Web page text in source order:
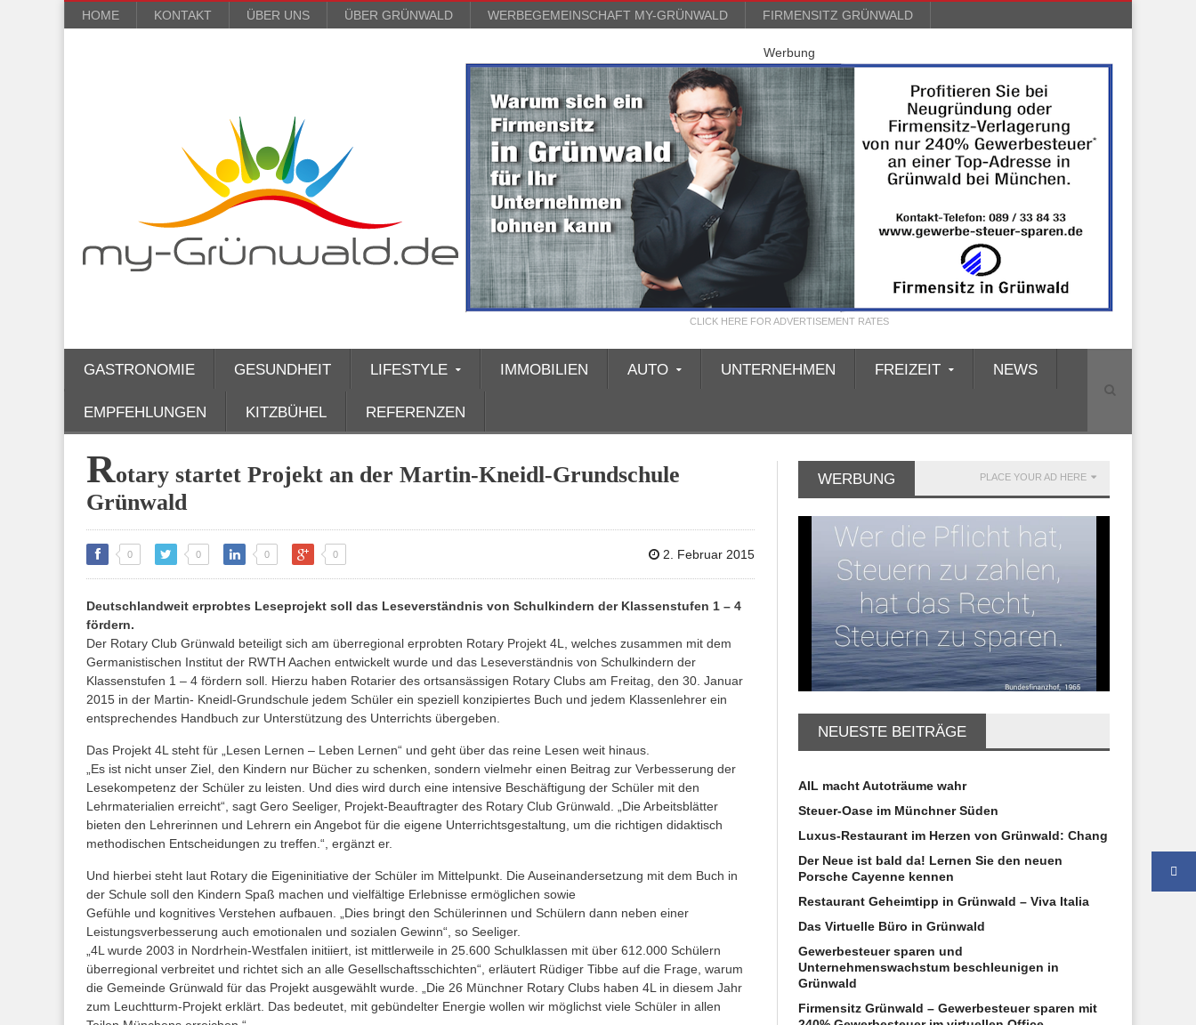
HOME KONTAKT ÜBER UNS ÜBER GRÜNWALD WERBEGEMEINSCHAFT MY-GRÜNWALD FIRMENSITZ GRÜNWALD
Werbung
CLICK HERE FOR ADVERTISEMENT RATES
GASTRONOMIE GESUNDHEIT LIFESTYLE IMMOBILIEN AUTO UNTERNEHMEN FREIZEIT NEWS
EMPFEHLUNGEN KITZBÜHEL REFERENZEN
Rotary startet Projekt an der Martin-Kneidl-Grundschule
Grünwald
0 0 0 0 2. Februar 2015
Deutschlandweit erprobtes Leseprojekt soll das Leseverständnis von Schulkindern der Klassenstufen 1 – 4
fördern.
Der Rotary Club Grünwald beteiligt sich am überregional erprobten Rotary Projekt 4L, welches zusammen mit dem
Germanistischen Institut der RWTH Aachen entwickelt wurde und das Leseverständnis von Schulkindern der
Klassenstufen 1 – 4 fördern soll. Hierzu haben Rotarier des ortsansässigen Rotary Clubs am Freitag, den 30. Januar
2015 in der Martin- Kneidl-Grundschule jedem Schüler ein speziell konzipiertes Buch und jedem Klassenlehrer ein
entsprechendes Handbuch zur Unterstützung des Unterrichts übergeben.
Das Projekt 4L steht für „Lesen Lernen – Leben Lernen“ und geht über das reine Lesen weit hinaus.
„Es ist nicht unser Ziel, den Kindern nur Bücher zu schenken, sondern vielmehr einen Beitrag zur Verbesserung der
Lesekompetenz der Schüler zu leisten. Und dies wird durch eine intensive Beschäftigung der Schüler mit den
Lehrmaterialien erreicht“, sagt Gero Seeliger, Projekt-Beauftragter des Rotary Club Grünwald. „Die Arbeitsblätter
bieten den Lehrerinnen und Lehrern ein Angebot für die eigene Unterrichtsgestaltung, um die richtigen didaktisch
methodischen Entscheidungen zu treffen.“, ergänzt er.
Und hierbei steht laut Rotary die Eigeninitiative der Schüler im Mittelpunkt. Die Auseinandersetzung mit dem Buch in
der Schule soll den Kindern Spaß machen und vielfältige Erlebnisse ermöglichen sowie
Gefühle und kognitives Verstehen aufbauen. „Dies bringt den Schülerinnen und Schülern dann neben einer
Leistungsverbesserung auch emotionalen und sozialen Gewinn“, so Seeliger.
„4L wurde 2003 in Nordrhein-Westfalen initiiert, ist mittlerweile in 25.600 Schulklassen mit über 612.000 Schülern
überregional verbreitet und richtet sich an alle Gesellschaftsschichten“, erläutert Rüdiger Tibbe auf die Frage, warum
die Gemeinde Grünwald für das Projekt ausgewählt wurde. „Die 26 Münchner Rotary Clubs haben 4L in diesem Jahr
zum Leuchtturm-Projekt erklärt. Das bedeutet, mit gebündelter Energie wollen wir möglichst viele Schüler in allen
WERBUNG PLACE YOUR AD HERE
NEUESTE BEITRÄGE
AIL macht Autoträume wahr
Steuer-Oase im Münchner Süden
Luxus-Restaurant im Herzen von Grünwald: Chang
Der Neue ist bald da! Lernen Sie den neuen
Porsche Cayenne kennen
Restaurant Geheimtipp in Grünwald – Viva Italia
Das Virtuelle Büro in Grünwald
Gewerbesteuer sparen und
Unternehmenswachstum beschleunigen in
Grünwald
Firmensitz Grünwald – Gewerbesteuer sparen mit